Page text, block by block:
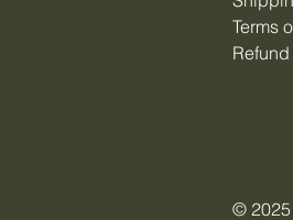
Terms
© 2025